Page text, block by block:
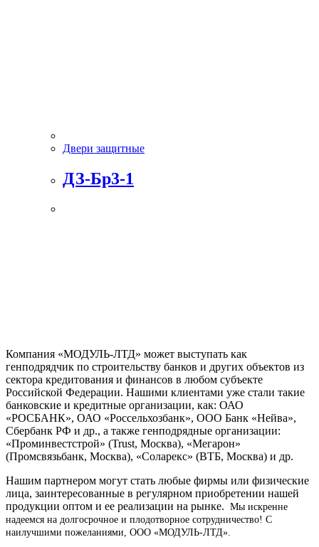
Двери защитные
ДЗ-Бр3-1
Компания «МОДУЛЬ-ЛТД» может выступать как
генподрядчик по строительству банков и других объектов из
сектора кредитования и финансов в любом субъекте
Российской Федерации. Нашими клиентами уже стали такие
банковские и кредитные организации, как: ОАО
«РОСБАНК», ОАО «Россельхозбанк», ООО Банк «Нейва»,
Сбербанк РФ и др., а также генподрядные организации:
«Проминвестстрой» (Trust, Москва), «Мегарон»
(Промсвязьбанк, Москва), «Соларекс» (ВТБ, Москва) и др.
Нашим партнером могут стать любые фирмы или физические
лица, заинтересованные в регулярном приобретении нашей
продукции оптом и ее реализации на рынке. Мы искренне
надеемся на долгосрочное и плодотворное сотрудничество! С
наилучшими пожеланиями, ООО «МОДУЛЬ-ЛТД».